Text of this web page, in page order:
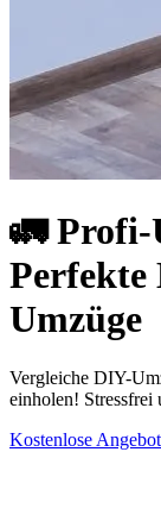
🚛 Profi-
Perfekte
Umzüge
Vergleiche DIY-
einholen! Stressfrei
Kostenlose